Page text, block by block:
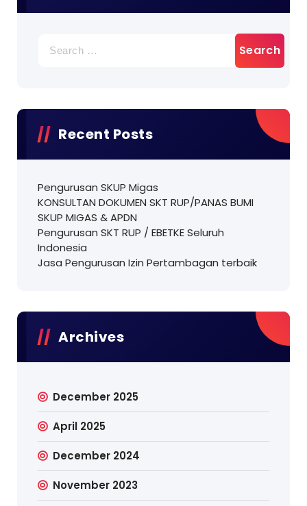
for:
Recent Posts
Pengurusan SKUP Migas
KONSULTAN DOKUMEN SKT RUP/PANAS BUMI
SKUP MIGAS & APDN
Pengurusan SKT RUP / EBETKE Seluruh
Indonesia
Jasa Pengurusan Izin Pertambagan terbaik
Archives
December 2025
April 2025
December 2024
November 2023